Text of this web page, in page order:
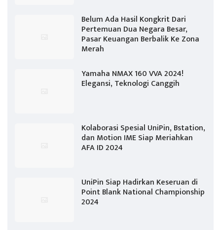
Belum Ada Hasil Kongkrit Dari
Pertemuan Dua Negara Besar,
Pasar Keuangan Berbalik Ke Zona
Merah
Yamaha NMAX 160 VVA 2024!
Elegansi, Teknologi Canggih
Kolaborasi Spesial UniPin, Bstation,
dan Motion IME Siap Meriahkan
AFA ID 2024
UniPin Siap Hadirkan Keseruan di
Point Blank National Championship
2024